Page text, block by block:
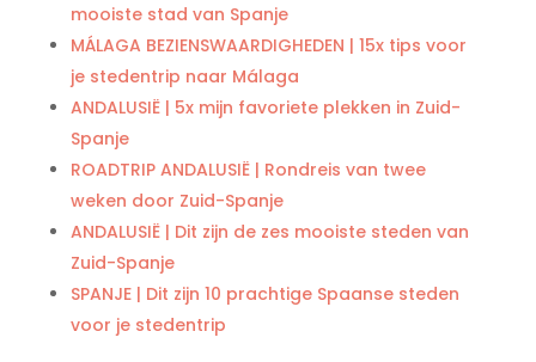
mooiste stad van Spanje
MÁLAGA BEZIENSWAARDIGHEDEN | 15x tips voor
je stedentrip naar Málaga
ANDALUSIË | 5x mijn favoriete plekken in Zuid-
Spanje
ROADTRIP ANDALUSIË | Rondreis van twee
weken door Zuid-Spanje
ANDALUSIË | Dit zijn de zes mooiste steden van
Zuid-Spanje
SPANJE | Dit zijn 10 prachtige Spaanse steden
voor je stedentrip